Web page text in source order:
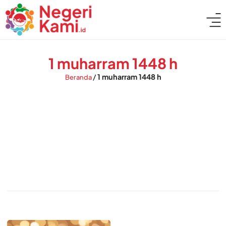
1 muharram 1448 h
Beranda/1 muharram 1448 h